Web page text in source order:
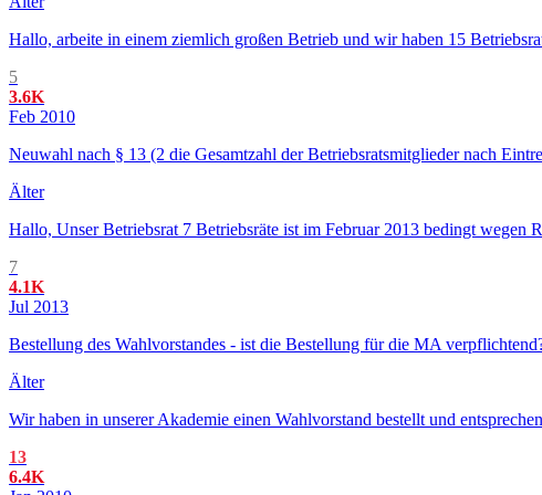
Hallo, arbeite in einem ziemlich großen Betrieb und wir haben 15
5
3.6K
Feb 2010
Neuwahl nach § 13 (2 die Gesamtzahl der Betriebsratsmitglieder nach
Älter
Hallo, Unser Betriebsrat 7 Betriebsräte ist im Februar 2013 bedingt wegen
7
4.1K
Jul 2013
Bestellung des Wahlvorstandes - ist die Bestellung für die MA
Älter
Wir haben in unserer Akademie einen Wahlvorstand bestellt und
13
6.4K